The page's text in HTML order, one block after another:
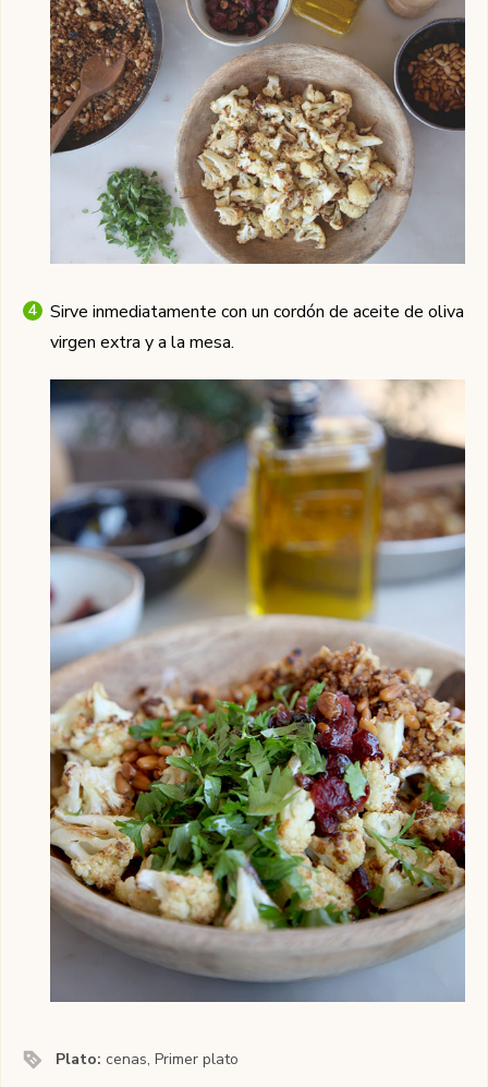
Sirve inmediatamente con un cordón de aceite de oliva
virgen extra y a la mesa.
Plato: cenas, Primer plato